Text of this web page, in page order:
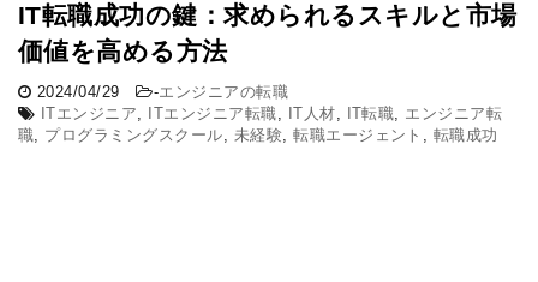
IT転職成功の鍵：求められるスキルと市場
価値を高める方法
2024/04/29 -エンジニアの転職
ITエンジニア, ITエンジニア転職, IT人材, IT転職, エンジニア転
職, プログラミングスクール, 未経験,転職エージェント , 転職成功